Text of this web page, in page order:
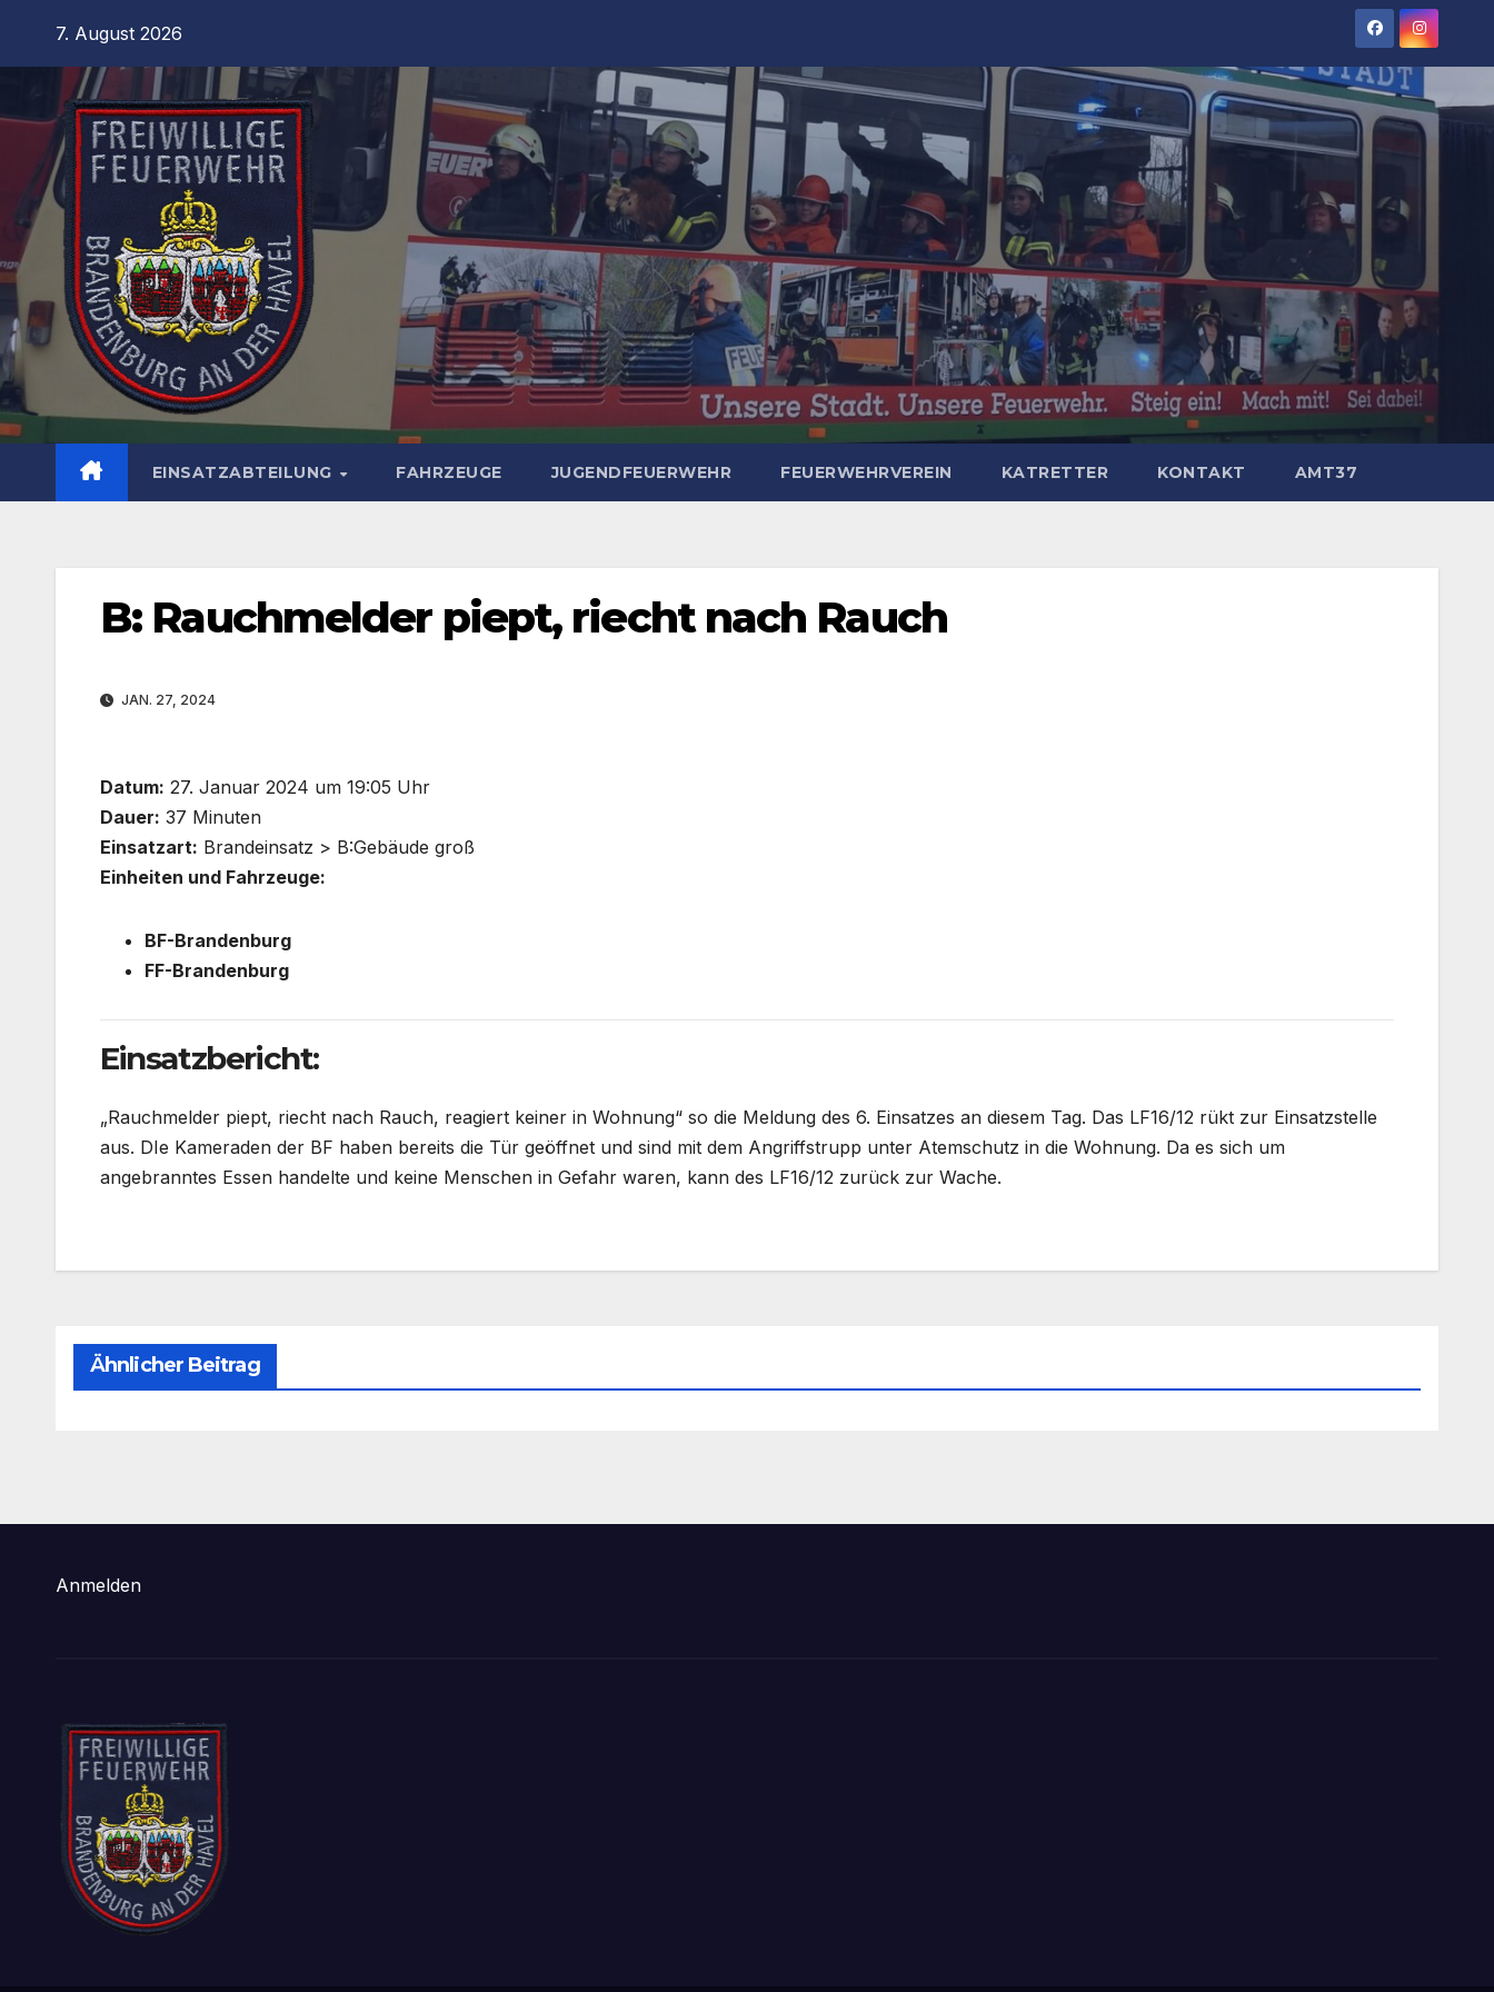
7. August 2026
EINSATZABTEILUNG FAHRZEUGE JUGENDFEUERWEHR FEUERWEHRVEREIN KATRETTER KONTAKT AMT37
B: Rauchmelder piept, riecht nach Rauch
JAN. 27, 2024
Datum: 27. Januar 2024 um 19:05 Uhr
Dauer: 37 Minuten
Einsatzart: Brandeinsatz > B:Gebäude groß
Einheiten und Fahrzeuge:
BF-Brandenburg
FF-Brandenburg
Einsatzbericht:
„Rauchmelder piept, riecht nach Rauch, reagiert keiner in Wohnung“ so die Meldung des 6. Einsatzes an diesem Tag. Das LF16/12 rükt zur Einsatzstelle
aus. DIe Kameraden der BF haben bereits die Tür geöffnet und sind mit dem Angriffstrupp unter Atemschutz in die Wohnung. Da es sich um
angebranntes Essen handelte und keine Menschen in Gefahr waren, kann des LF16/12 zurück zur Wache.
Ähnlicher Beitrag
Anmelden